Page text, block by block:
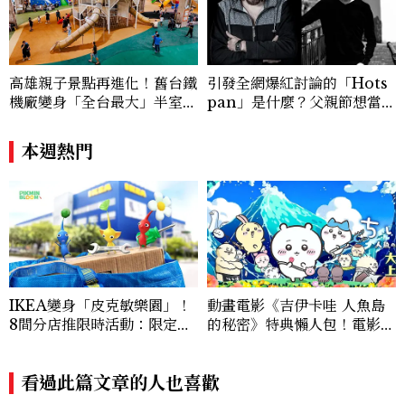
高雄親子景點再進化！舊台鐵
機廠變身「全台最大」半室內
費玩到飽
引發全網爆紅討論的「Hots
pan」是什麼？父親節想當天
本週熱門
IKEA變身「皮克敏樂園」！
8間分店推限時活動：限定金
動畫電影《吉伊卡哇 人魚島
的秘密》特典懶人包！電影劇
看過此篇文章的人也喜歡